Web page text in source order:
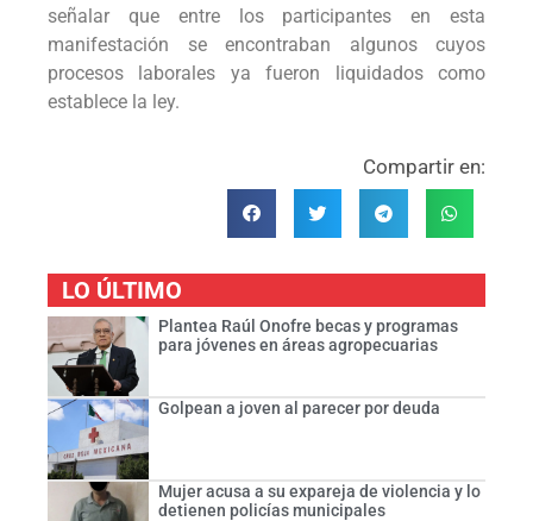
señalar que entre los participantes en esta
manifestación se encontraban algunos cuyos
procesos laborales ya fueron liquidados como
establece la ley.
Compartir en:
LO ÚLTIMO
Plantea Raúl Onofre becas y programas
para jóvenes en áreas agropecuarias
Golpean a joven al parecer por deuda
Mujer acusa a su expareja de violencia y lo
detienen policías municipales